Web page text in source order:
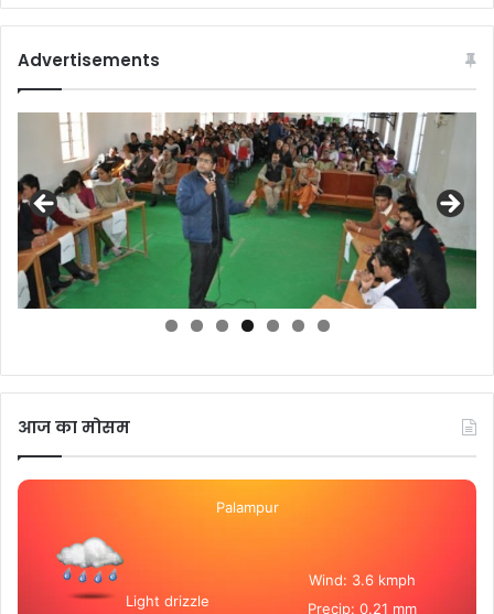
Advertisements
आज का मोसम
Palampur
Light drizzle
Wind: 3.6 kmph
Precip: 0.21 mm